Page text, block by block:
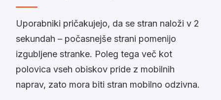
Uporabniki pričakujejo, da se stran naloži v 2
sekundah – počasnejše strani pomenijo
izgubljene stranke. Poleg tega več kot
polovica vseh obiskov pride z mobilnih
naprav, zato mora biti stran mobilno odzivna.